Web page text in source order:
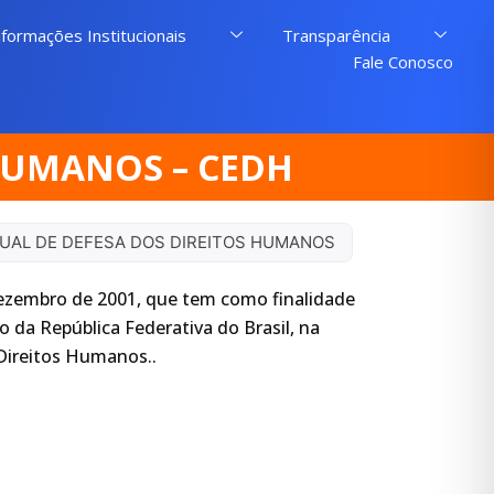
Institucionais
Transparência
Fale Conosco
– CEDH
DE DEFESA DOS DIREITOS HUMANOS
de 2001, que tem como finalidade
República Federativa do Brasil, na
Humanos..